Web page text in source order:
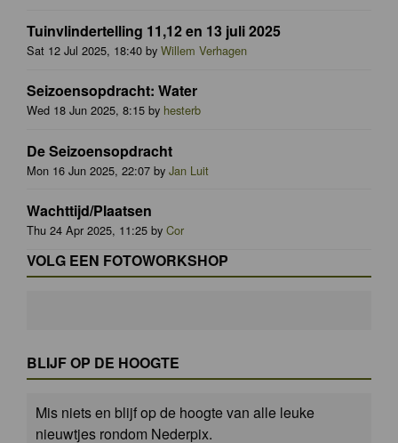
Tuinvlindertelling 11,12 en 13 juli 2025
Sat 12 Jul 2025, 18:40 by Willem Verhagen
Seizoensopdracht: Water
Wed 18 Jun 2025, 8:15 by hesterb
De Seizoensopdracht
Mon 16 Jun 2025, 22:07 by Jan Luit
Wachttijd/Plaatsen
Thu 24 Apr 2025, 11:25 by Cor
VOLG EEN FOTOWORKSHOP
BLIJF OP DE HOOGTE
Mis niets en blijf op de hoogte van alle leuke
nieuwtjes rondom Nederpix.